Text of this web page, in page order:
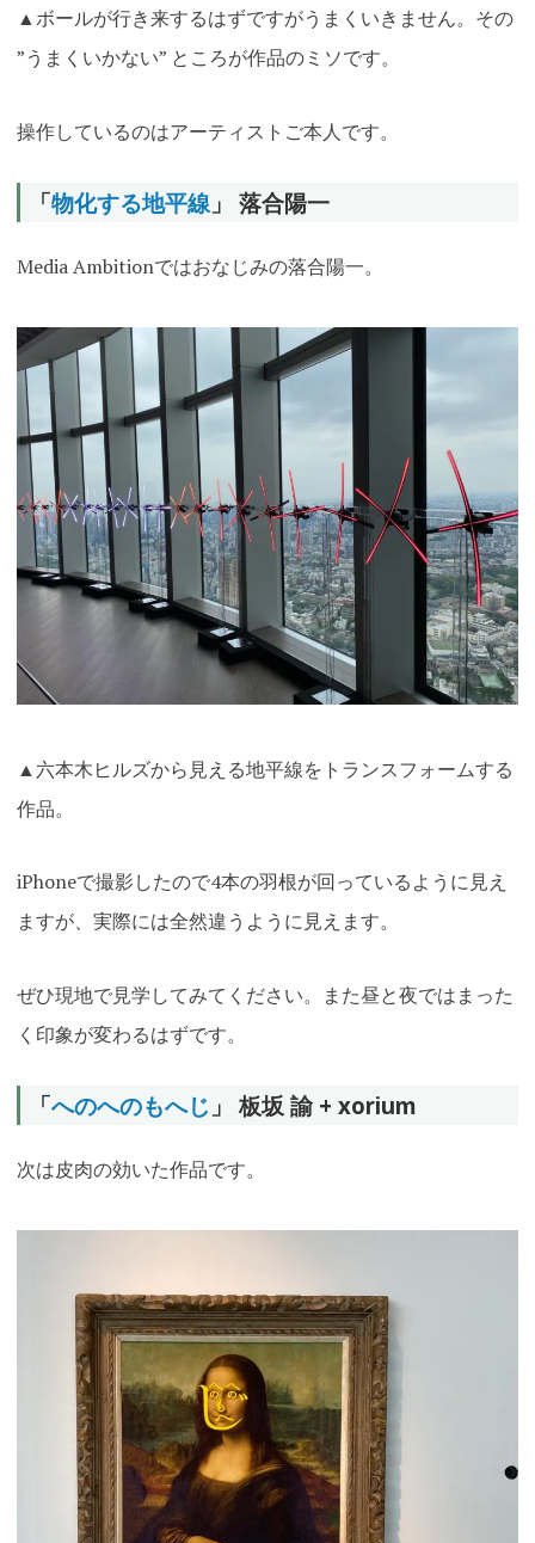
▲ボールが行き来するはずですがうまくいきません。その
”うまくいかない” ところが作品のミソです。
操作しているのはアーティストご本人です。
「物化する地平線」 落合陽一
Media Ambitionではおなじみの落合陽一。
▲六本木ヒルズから見える地平線をトランスフォームする
作品。
iPhoneで撮影したので4本の羽根が回っているように見え
ますが、実際には全然違うように見えます。
ぜひ現地で見学してみてください。また昼と夜ではまった
く印象が変わるはずです。
「へのへのもへじ 」 板坂 諭 + xorium
次は皮肉の効いた作品です。